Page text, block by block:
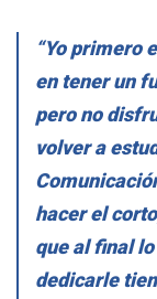
“Yo primero
en tener un
pero no
volver a
hacer el
que al final
dedicarle